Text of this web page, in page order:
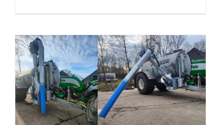
8″ Zuigarm met turbovuller